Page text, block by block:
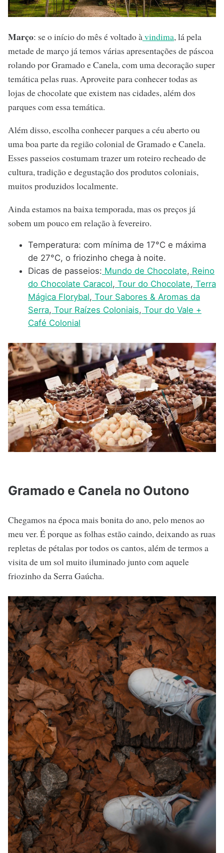
Março: se o início do mês é voltado àvindima, lá pela
metade de março já temos várias apresentações de páscoa
rolando por Gramado e Canela, com uma decoração super
temática pelas ruas. Aproveite para conhecer todas as
lojas de chocolate que existem nas cidades, além dos
parques com essa temática.
Além disso, escolha conhecer parques a céu aberto ou
uma boa parte da região colonial de Gramado e Canela.
Esses passeios costumam trazer um roteiro recheado de
cultura, tradição e degustação dos produtos coloniais,
muitos produzidos localmente.
Ainda estamos na baixa temporada, mas os preços já
sobem um pouco em relação à fevereiro.
Temperatura: com mínima de 17°C e máxima
de 27°C, o friozinho chega à noite.
Dicas de passeios: Mundo de Chocolate, Reino
do Chocolate Caracol, Tour do Chocolate, Terra
Mágica Florybal, Tour Sabores & Aromas da
Serra, Tour Raízes Coloniais, Tour do Vale +
Café Colonial
Gramado e Canela no Outono
Chegamos na época mais bonita do ano, pelo menos ao
meu ver. É porque as folhas estão caindo, deixando as ruas
repletas de pétalas por todos os cantos, além de termos a
visita de um sol muito iluminado junto com aquele
friozinho da Serra Gaúcha.